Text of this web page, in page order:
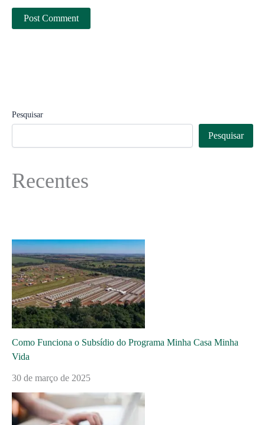
Pesquisar
Pesquisar
Recentes
Como Funciona o Subsídio do Programa Minha Casa Minha
Vida
30 de março de 2025